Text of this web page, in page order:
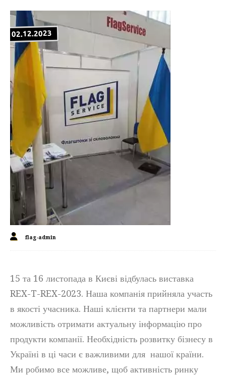
02.12.2023
flag-admin
15 та 16 листопада в Києві відбулась виставка
REX-T-REX-2023. Наша компанія прийняла участь
в якості учасника. Наші клієнти та партнери мали
можливість отримати актуальну інформацію про
продукти компанії. Необхідність розвитку бізнесу в
Україні в ці часи є важливими для нашої країни.
Ми робимо все можливе, щоб активність ринку